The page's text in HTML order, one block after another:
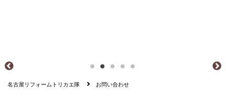
名古屋リフォームトリカエ隊 お問い合わせ